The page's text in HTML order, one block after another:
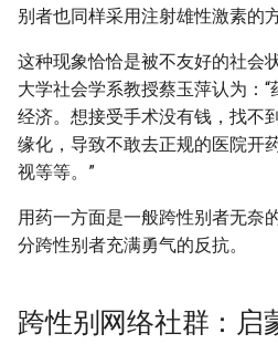
别者也同样采用注射雄性激素的
这种现象恰恰是被不友好的社会
大学社会学系教授蔡玉萍认为：
经济。想接受手术没有钱，找不
缘化，导致不敢去正规的医院开
视等等。”
用药一方面是一般跨性别者无奈
分跨性别者充满勇气的反抗。
跨性别网络社群：启